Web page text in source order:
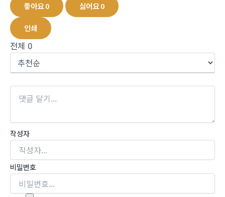
좋아요0 싫어요0
인쇄
전체 0
작성자
비밀번호